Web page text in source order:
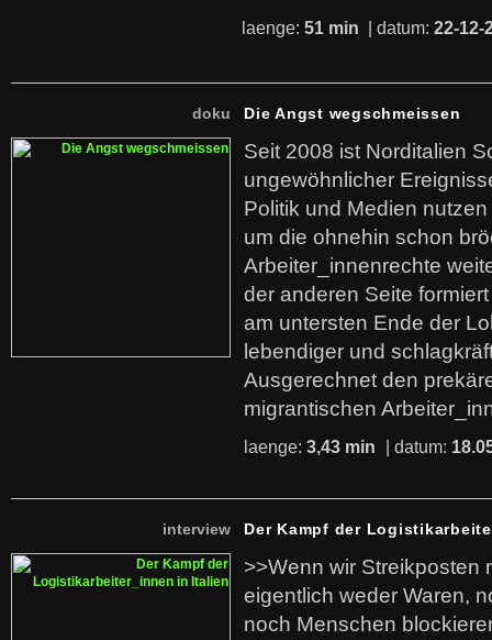
laenge: 51 min | datum: 22-12-
doku Die Angst wegschmeissen
Seit 2008 ist Norditalien
ungewöhnlicher
Politik und Medien
um die ohnehin schon
Arbeiter_innenrechte
der anderen Seite
am untersten Ende der
lebendiger und
Ausgerechnet den
migrantischen
laenge: 3,43 min | datum:
interview Der Kampf der
>>Wenn wir Streikposten
eigentlich weder Waren,
noch Menschen